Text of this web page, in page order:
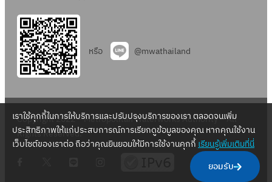
หรือ @mwathailand
Copyright 2022 – Metropolitan Waterworks Authority – All
Rights Reserved.
เราใช้คุกกี้ในการให้บริการและปรับปรุงบริการของเรา ตลอดจนเพิ่ม
ประสิทธิภาพให้แก่ประสบการณ์การเรียกดูข้อมูลของคุณ หากคุณใช้งาน
เว็บไซต์ของเราต่อ ถือว่าคุณยินยอมให้มีการใช้งานคุกกี้เรียนรู้เพิ่มเติมที่นี่
ยอมรับ